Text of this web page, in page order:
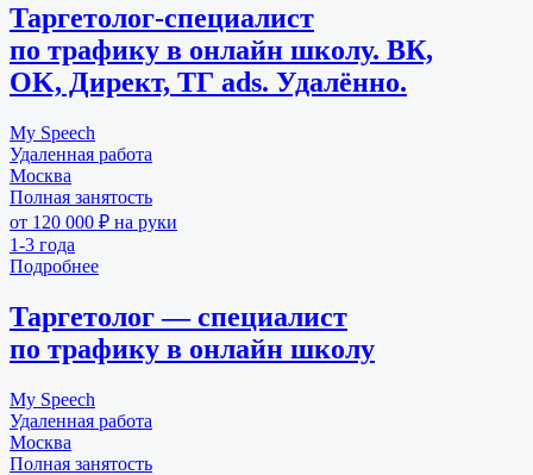
Таргетолог-специалист
по трафику в онлайн школу. ВК,
OK, Директ, ТГ ads. Удалённо.
My Speech
Удаленная работа
Москва
Полная занятость
от 120 000 ₽ на руки
1-3 года
Подробнее
Таргетолог — специалист
по трафику в онлайн школу
My Speech
Удаленная работа
Москва
Полная занятость